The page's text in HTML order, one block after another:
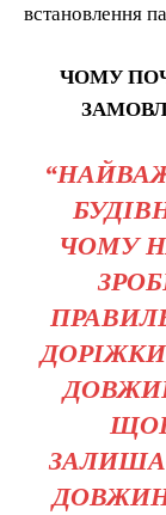
встановлення
ЧОМУ
ЧОМУ